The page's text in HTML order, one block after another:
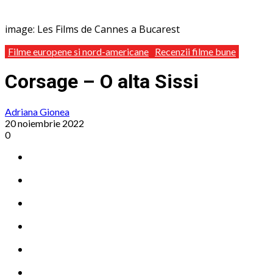
image: Les Films de Cannes a Bucarest
Filme europene si nord-americane Recenzii filme bune
Corsage – O alta Sissi
Adriana Gionea
20 noiembrie 2022
0